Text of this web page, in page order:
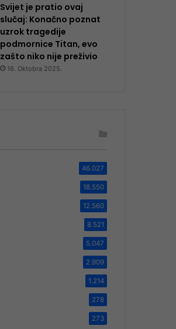
Svijet je pratio ovaj
slučaj: Konačno poznat
uzrok tragedije
podmornice Titan, evo
zašto niko nije preživio
16. Oktobra 2025.
46.027
18.550
12.560
8.521
5.047
2.909
1.214
278
273